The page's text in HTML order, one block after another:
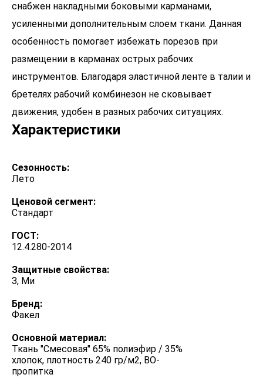
снабжен накладными боковыми карманами,
усиленными дополнительным слоем ткани. Данная
особенность помогает избежать порезов при
размещении в карманах острых рабочих
инструментов. Благодаря эластичной ленте в талии и
бретелях рабочий комбинезон не сковывает
движения, удобен в разных рабочих ситуациях.
Характеристики
Сезонность:
Лето
Ценовой сегмент:
Стандарт
ГОСТ:
12.4.280-2014
Защитные свойства:
З, Ми
Бренд:
Факел
Основной материал:
Ткань "Смесовая" 65% полиэфир / 35%
хлопок, плотность 240 гр/м2, ВО-
пропитка